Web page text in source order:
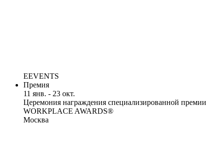
EEVENTS
Премия
11 янв. - 23 окт.
Церемония награждения специализированной премии
WORKPLACE AWARDS®
Москва